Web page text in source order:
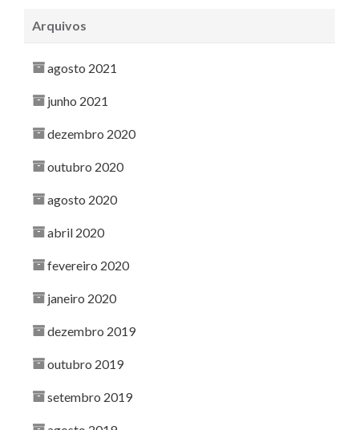
Arquivos
agosto 2021
junho 2021
dezembro 2020
outubro 2020
agosto 2020
abril 2020
fevereiro 2020
janeiro 2020
dezembro 2019
outubro 2019
setembro 2019